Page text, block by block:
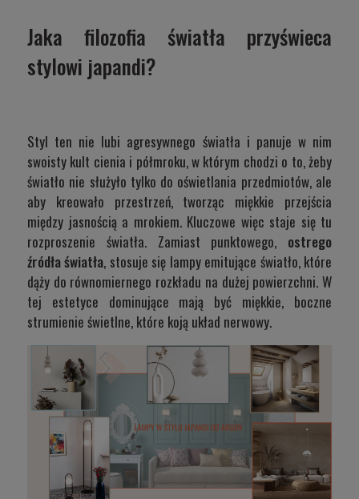
Jaka filozofia światła przyświeca
stylowi japandi?
Styl ten nie lubi agresywnego światła i panuje w nim
swoisty kult cienia i półmroku, w którym chodzi o to, żeby
światło nie służyło tylko do oświetlania przedmiotów, ale
aby kreowało przestrzeń, tworząc miękkie przejścia
między jasnością a mrokiem. Kluczowe więc staje się tu
rozproszenie światła. Zamiast punktowego, ostrego
źródła światła, stosuje się lampy emitujące światło, które
dąży do równomiernego rozkładu na dużej powierzchni. W
tej estetyce dominujące mają być miękkie, boczne
strumienie świetlne, które koją układ nerwowy.